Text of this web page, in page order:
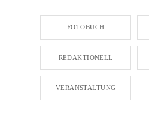
FOTOBUCH
REDAKTIONELL
VERANSTALTUNG